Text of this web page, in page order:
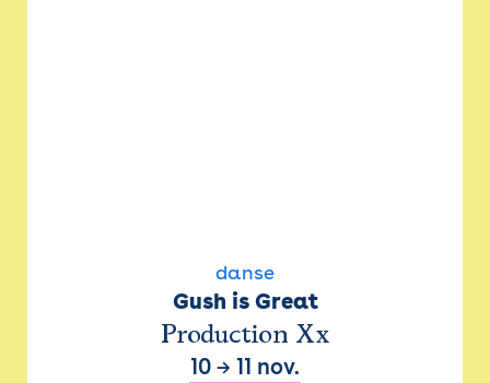
danse
Gush is Great
Production Xx
10 → 11 nov.